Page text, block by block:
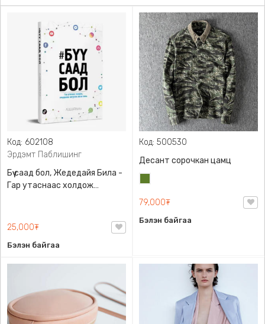
Код: 602108
Эрдэмт Паблишинг
Бүү саад бол, Жедедайя Била -
Гар утаснаас холдож
9789919235192
25,000₮
Бэлэн байгаа
Код: 500530
Десант сорочкан цамц
79,000₮
Бэлэн байгаа